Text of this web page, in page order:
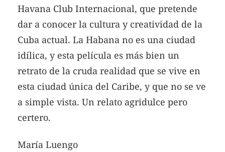
Havana Club Internacional, que pretende
dar a conocer la cultura y creatividad de la
Cuba actual. La Habana no es una ciudad
idílica, y esta película es más bien un
retrato de la cruda realidad que se vive en
esta ciudad única del Caribe, y que no se ve
a simple vista. Un relato agridulce pero
certero.
María Luengo